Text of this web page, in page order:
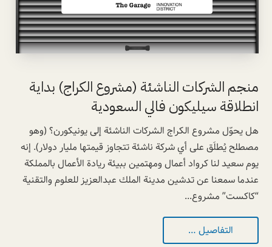
منجم الشركات الناشئة (مشروع الكراج) بداية
انطلاقة سيليكون فالي السعودية
هل يحوّل مشروع الكراج الشركات الناشئة إلى يونيكورن؟ (وهو
مصطلح يُطلَق على أي شركة ناشئة تتجاوز قيمتها مليار دولار). إنه
يوم سعيد لنا كرواد أعمال ومهتمين ببيئة ريادة الأعمال بالمملكة
عندما سمعنا عن تدشين مدينة الملك عبدالعزيز للعلوم والتقنية
“كاكست” مشروع...
التفاصيل …